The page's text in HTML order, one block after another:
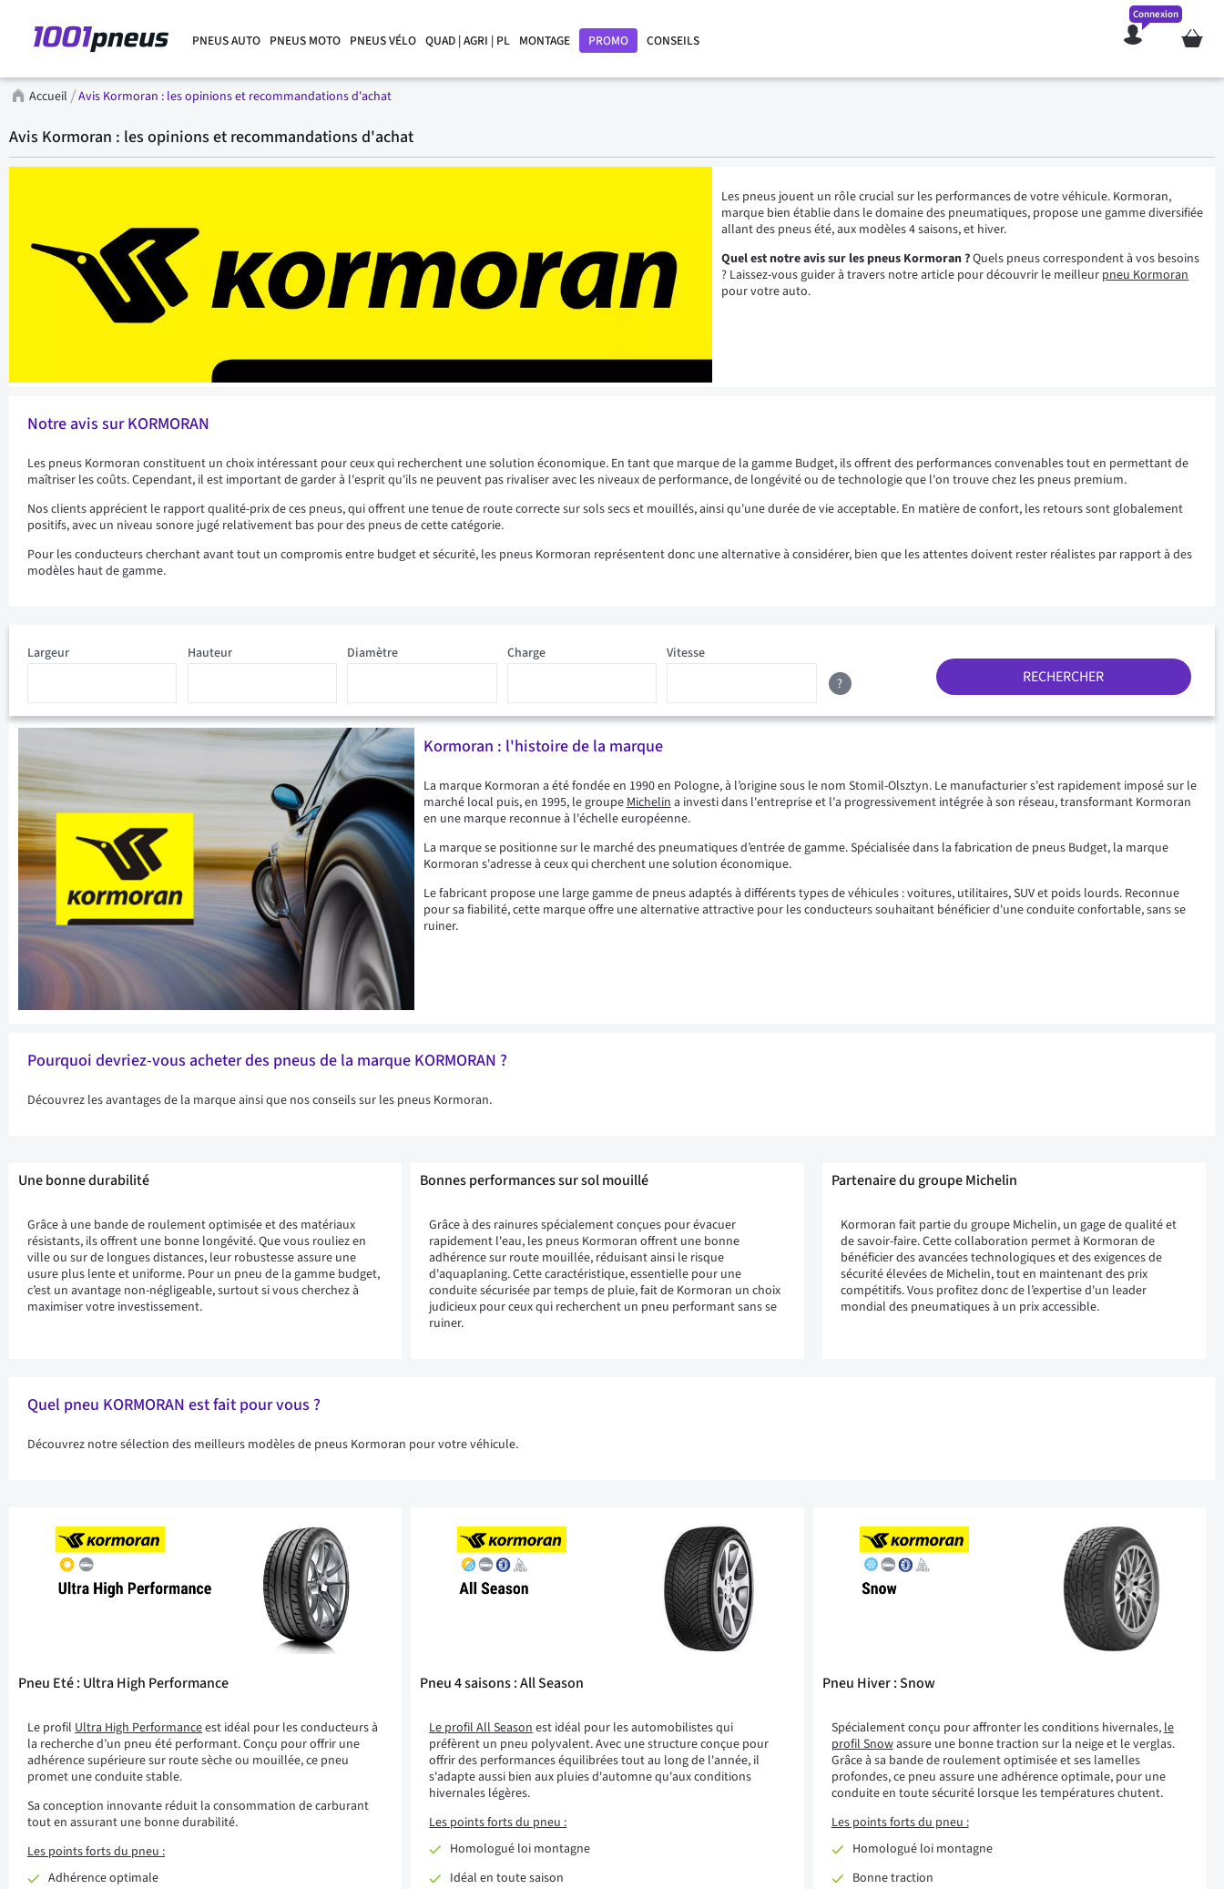
PNEUS AUTO PNEUS MOTO PNEUS VÉLO QUAD | AGRI | PL MONTAGE PROMO CONSEILS Mon
Connexion
Accueil Avis Kormoran : les opinions et recommandations d'achat
Avis Kormoran : les opinions et recommandations d'achat
Les pneus jouent un rôle crucial sur les performances de votre véhicule. Kormoran,
marque bien établie dans le domaine des pneumatiques, propose une gamme diversifiée
allant des pneus été, aux modèles 4 saisons, et hiver.
Quel est notre avis sur les pneus Kormoran ?Quels pneus correspondent à vos besoins
? Laissez-vous guider à travers notre article pour découvrir le meilleur pneu Kormoran
pour votre auto.
Notre avis sur KORMORAN
Les pneus Kormoran constituent un choix intéressant pour ceux qui recherchent une solution économique. En tant que marque de la gamme Budget, ils offrent des performances convenables tout en permettant de
maîtriser les coûts. Cependant, il est important de garder à l'esprit qu'ils ne peuvent pas rivaliser avec les niveaux de performance, de longévité ou de technologie que l'on trouve chez les pneus premium.
Nos clients apprécient le rapport qualité-prix de ces pneus, qui offrent une tenue de route correcte sur sols secs et mouillés, ainsi qu'une durée de vie acceptable. En matière de confort, les retours sont globalement
positifs, avec un niveau sonore jugé relativement bas pour des pneus de cette catégorie.
Pour les conducteurs cherchant avant tout un compromis entre budget et sécurité, les pneus Kormoran représentent donc une alternative à considérer, bien que les attentes doivent rester réalistes par rapport à des
modèles haut de gamme.
Diamètre
Hauteur Charge Vitesse
Largeur
?
RECHERCHER
Kormoran : l'histoire de la marque
La marque Kormoran a été fondée en 1990 en Pologne, à l’origine sous le nom Stomil-Olsztyn. Le manufacturier s'est rapidement imposé sur le
marché local puis, en 1995, le groupeMichelina investi dans l'entreprise et l'a progressivement intégrée à son réseau, transformant Kormoran
en une marque reconnue à l'échelle européenne.
La marque se positionne sur le marché des pneumatiques d’entrée de gamme. Spécialisée dans la fabrication de pneus Budget, la marque
Kormoran s'adresse à ceux qui cherchent une solution économique.
Le fabricant propose une large gamme de pneus adaptés à différents types de véhicules : voitures, utilitaires, SUV et poids lourds. Reconnue
pour sa fiabilité, cette marque offre une alternative attractive pour les conducteurs souhaitant bénéficier d'une conduite confortable, sans se
ruiner.
Pourquoi devriez-vous acheter des pneus de la marque KORMORAN ?
Découvrez les avantages de la marque ainsi que nos conseils sur les pneus Kormoran.
Une bonne durabilité
Grâce à une bande de roulement optimisée et des matériaux
résistants, ils offrent une bonne longévité. Que vous rouliez en
ville ou sur de longues distances, leur robustesse assure une
usure plus lente et uniforme. Pour un pneu de la gamme budget,
c’est un avantage non-négligeable, surtout si vous cherchez à
maximiser votre investissement.
Bonnes performances sur sol mouillé
Grâce à des rainures spécialement conçues pour évacuer
rapidement l'eau, les pneus Kormoran offrent une bonne
adhérence sur route mouillée, réduisant ainsi le risque
d'aquaplaning. Cette caractéristique, essentielle pour une
conduite sécurisée par temps de pluie, fait de Kormoran un choix
judicieux pour ceux qui recherchent un pneu performant sans se
ruiner.
Partenaire du groupe Michelin
Kormoran fait partie du groupe Michelin, un gage de qualité et
de savoir-faire. Cette collaboration permet à Kormoran de
bénéficier des avancées technologiques et des exigences de
sécurité élevées de Michelin, tout en maintenant des prix
compétitifs. Vous profitez donc de l’expertise d'un leader
mondial des pneumatiques à un prix accessible.
Quel pneu KORMORAN est fait pour vous ?
Découvrez notre sélection des meilleurs modèles de pneus Kormoran pour votre véhicule.
Pneu Eté : Ultra High Performance
Le profil Ultra High Performanceest idéal pour les conducteurs à
la recherche d’un pneu été performant. Conçu pour offrir une
adhérence supérieure sur route sèche ou mouillée, ce pneu
promet une conduite stable.
Sa conception innovante réduit la consommation de carburant
tout en assurant une bonne durabilité.
Les points forts du pneu :
Adhérence optimale
Pneu 4 saisons : All Season
Le profil All Season est idéal pour les automobilistes qui
préfèrent un pneu polyvalent. Avec une structure conçue pour
offrir des performances équilibrées tout au long de l'année, il
s'adapte aussi bien aux pluies d'automne qu'aux conditions
hivernales légères.
Les points forts du pneu :
Homologué loi montagne
Idéal en toute saison
Pneu Hiver : Snow
Spécialement conçu pour affronter les conditions hivernales, le
profil Snowassure une bonne traction sur la neige et le verglas.
Grâce à sa bande de roulement optimisée et ses lamelles
profondes, ce pneu assure une adhérence optimale, pour une
conduite en toute sécurité lorsque les températures chutent.
Les points forts du pneu :
Homologué loi montagne
Bonne traction